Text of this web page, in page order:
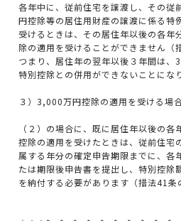
各年中に、従前住宅を譲渡し、その
円控除等の居住用財産の譲渡に係る特
受けるときは、その居住年以後の各年
除の適用を受けることができません（
つまり、居住年の翌年以後３年間は、
特別控除との併用ができないことにな
３）3,000万円控除の適用を受ける場
（２）の場合に、既に居住年以後の
控除の適用を受けたときは、従前住宅
属する年分の確定申告期限までに、各
たは期限後申告書を提出し、特別控除
を納付する必要があります（措法41条